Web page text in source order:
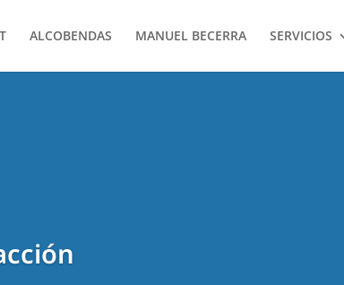
ALCOBENDAS MANUEL BECERRA SERVICIOS